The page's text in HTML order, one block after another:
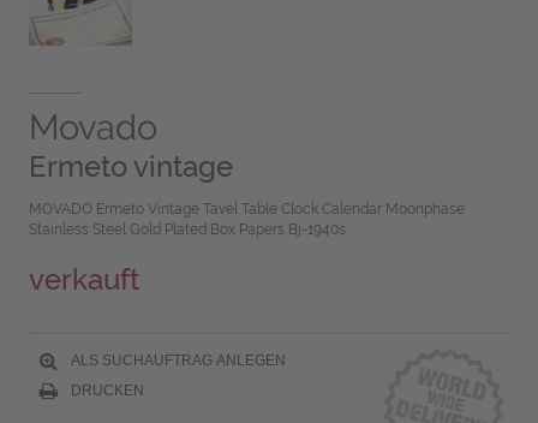
Movado
Ermeto vintage
MOVADO Ermeto Vintage Tavel Table Clock Calendar Moonphase
Stainless Steel Gold Plated Box Papers Bj-1940s
verkauft
ALS SUCHAUFTRAG ANLEGEN
DRUCKEN